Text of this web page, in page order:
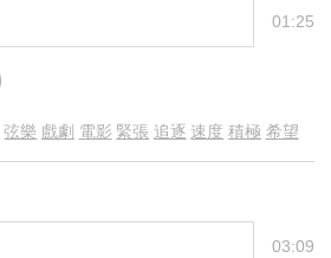
01:25
弦樂 戲劇 電影 緊張 追逐 速度 積極 希望
03:09